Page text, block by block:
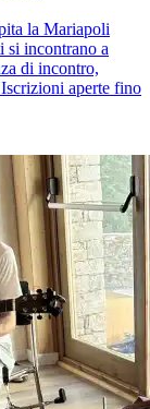
la Mariapoli
si incontrano a
di incontro,
aperte fino